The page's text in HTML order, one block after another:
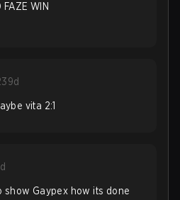
FAZE WIN
vita 2:1
show Gaypex how its done